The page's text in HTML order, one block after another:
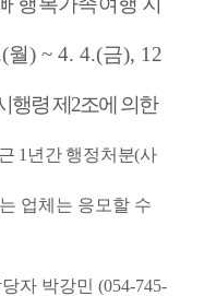
월) ~ 4. 4.(금), 12
행령 제2조에 의한
1 년간 행정처분(사
업체는 응모할 수
자 박강민 (054-745-